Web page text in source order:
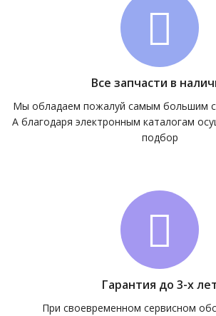
Все запчасти в
Мы обладаем пожалуй самым большим
А благодаря электронным каталогам
подбор
Гарантия до 3-х
При своевременном сервисном